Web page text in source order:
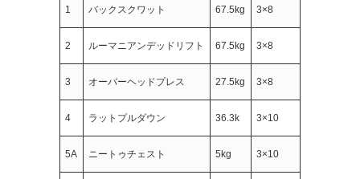
1 バックスクワット 67.5kg 3×8
2 ルーマニアンデッドリフト 67.5kg 3×8
3 オーバーヘッドプレス 27.5kg 3×8
4 ラットプルダウン 36.3k 3×10
5A ニートゥチェスト 5kg 3×10